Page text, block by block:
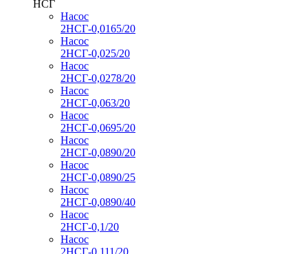
НСГ
Насос
2НСГ-0,0165/20
Насос
2НСГ-0,025/20
Насос
2НСГ-0,0278/20
Насос
2НСГ-0,063/20
Насос
2НСГ-0,0695/20
Насос
2НСГ-0,0890/20
Насос
2НСГ-0,0890/25
Насос
2НСГ-0,0890/40
Насос
2НСГ-0,1/20
Насос